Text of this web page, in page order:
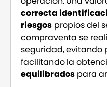
correcta
riesgos propios del
compraventa se
seguridad, evitando
facilitando la
equilibrados para